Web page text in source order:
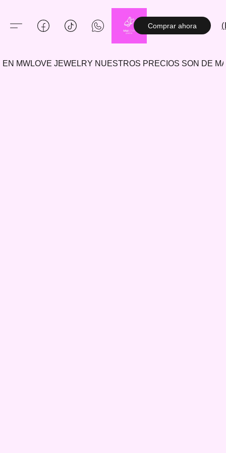
Comprar ahora
EN MWLOVE JEWELRY NUESTROS PRECIOS SON DE